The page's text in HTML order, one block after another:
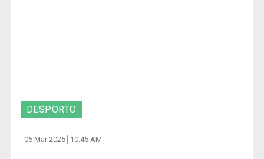
DESPORTO
06 Mar 2025 10:45 AM